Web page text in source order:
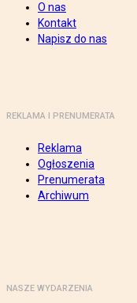
O nas
Kontakt
Napisz do nas
REKLAMA I PRENUMERATA
Reklama
Ogłoszenia
Prenumerata
Archiwum
NASZE WYDARZENIA